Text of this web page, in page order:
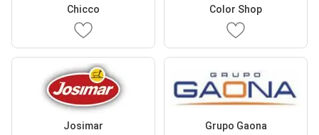
Chicco Color Shop
Josimar Grupo Gaona